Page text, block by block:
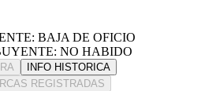
BAJA DE OFICIO
NO HABIDO
INFO HISTORICA
REGISTRADAS